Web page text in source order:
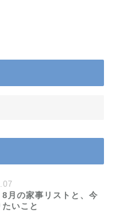
8月の家事リストと、今
いこと